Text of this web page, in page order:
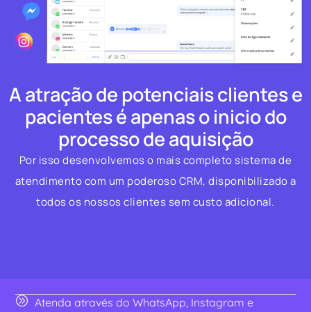
A atração de potenciais clientes e
pacientes é apenas o inicio do
processo de aquisição
Por isso desenvolvemos o mais completo sistema de
atendimento com um poderoso CRM, disponibilizado a
todos os nossos clientes sem custo adicional.
Atenda através do WhatsApp, Instagram e